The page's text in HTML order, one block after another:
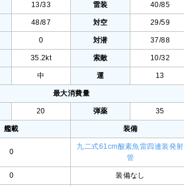
13/33 雷装 40/85
48/87 対空 29/59
0 対潜 37/88
35.2kt 索敵 10/32
中 運 13
最大消費量
20 弾薬 35
艦載 装備
0
九二式61cm酸素魚雷四連装発射
管
0 装備なし